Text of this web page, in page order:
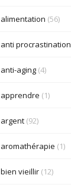
alimentation (56)
anti procrastination
anti-aging(4)
apprendre (1)
argent(92)
aromathérapie (1)
bien vieillir(12)